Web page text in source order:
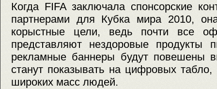
Когда FIFA заключала спонсорские
партнерами для Кубка мира 2010,
корыстные цели, ведь почти все
представляют нездоровые продукты
рекламные баннеры будут повешены
станут показывать на цифровых табло,
широких масс людей.